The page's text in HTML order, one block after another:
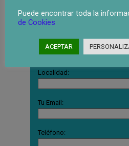
Su Nombre
Provincia:
Localidad:
Tu Email:
Teléfono:
Puede encontrar toda la
de Cookies
ACEPTAR